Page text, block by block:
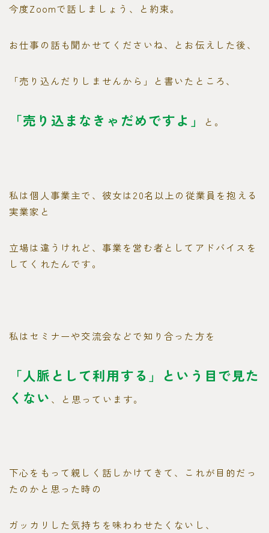
今度Zoomで話しましょう、と約束。
お仕事の話も聞かせてくださいね、とお伝えした後、
「売り込んだりしませんから」と書いたところ、
「売り込まなきゃだめですよ」 と。
私は個人事業主で、彼女は20名以上の従業員を抱える
実業家と
立場は違うけれど、事業を営む者としてアドバイスを
してくれたんです。
私はセミナーや交流会などで知り合った方を
「人脈として利用する」という 目で見た
くない 、と思っています。
下心をもって親しく話しかけてきて、これが目的だっ
たのかと思った時の
ガッカリした気持ちを味わわせたくないし、